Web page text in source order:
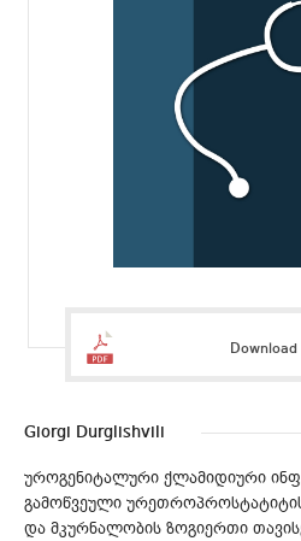
Giorgi Durglishvili
უროგენიტალური ქლამიდიური
გამოწვეული
და მკურნალობის ზოგიერთი